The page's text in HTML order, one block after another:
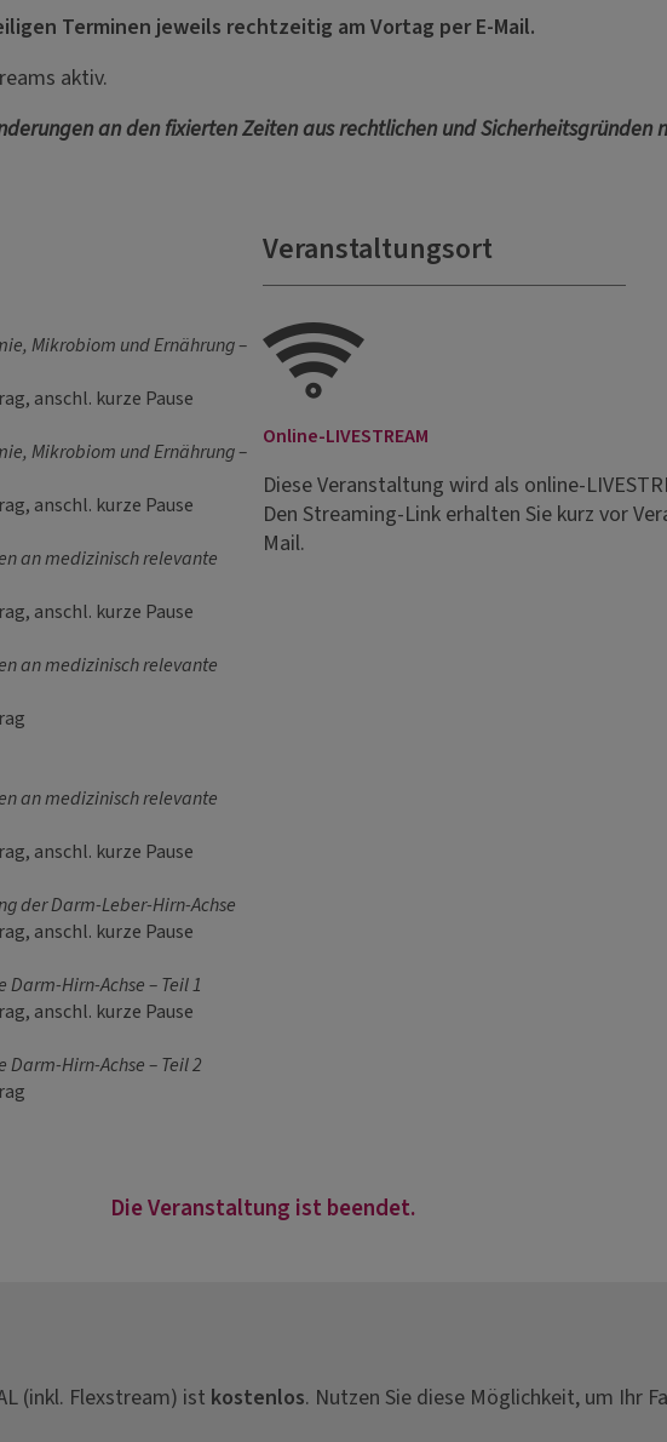
Terminen jeweils rechtzeitig am Vortag per E-Mail.
aktiv.
an den fixierten Zeiten aus rechtlichen und Sicherheitsgründen
Mikrobiom und Ernährung –
anschl. kurze Pause
Mikrobiom und Ernährung –
anschl. kurze Pause
an medizinisch relevante
anschl. kurze Pause
an medizinisch relevante
an medizinisch relevante
anschl. kurze Pause
der Darm-Leber-Hirn-Achse
anschl. kurze Pause
Darm-Hirn-Achse – Teil 1
anschl. kurze Pause
Darm-Hirn-Achse – Teil 2
Veranstaltungsort
Online-LIVESTREAM
Diese Veranstaltung wird als online-
Den Streaming-Link erhalten Sie kurz vor
Mail.
Die Veranstaltung ist beendet.
(inkl. Flexstream) ist kostenlos. Nutzen Sie diese Möglichkeit, um Ihr